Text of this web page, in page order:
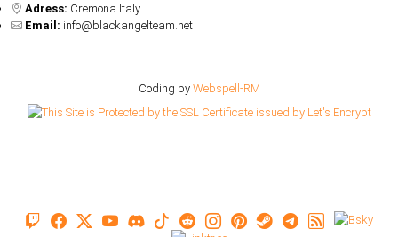
Adress: Cremona Italy
Email: info@blackangelteam.net
Coding by Webspell-RM